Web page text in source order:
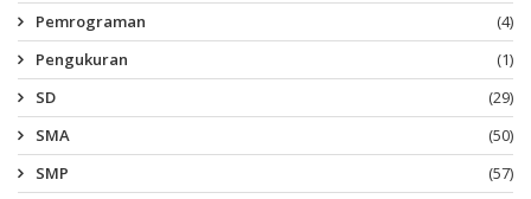
Pemrograman
(4)
Pengukuran
(1)
SD
(29)
SMA
(50)
SMP
(57)